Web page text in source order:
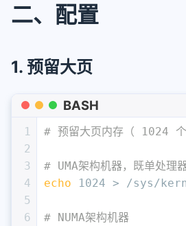
二、配置
1. 预留大页
BASH
1
2
3
4
5
6
# 预留大页内存（ 1024 个
# UMA架构机器，既单处理
echo 1024 > /sys/
# NUMA架构机器